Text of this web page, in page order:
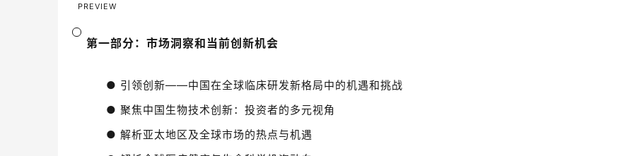
PREVIEW
第一部分：市场洞察和当前创新机会
● 引领创新——中国在全球临床研发新格局中的机遇和挑战
● 聚焦中国生物技术创新：投资者的多元视角
● 解析亚太地区及全球市场的热点与机遇